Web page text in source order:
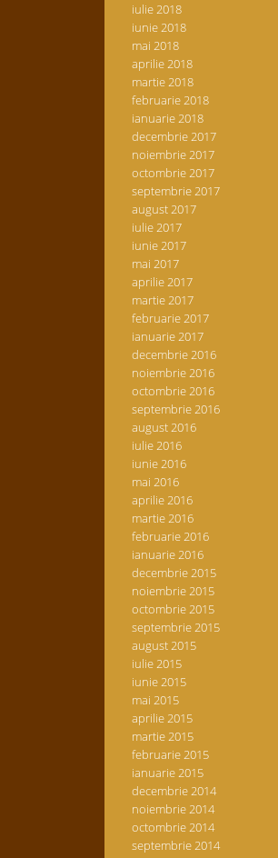
iulie 2018
iunie 2018
mai 2018
aprilie 2018
martie 2018
februarie 2018
ianuarie 2018
decembrie 2017
noiembrie 2017
octombrie 2017
septembrie 2017
august 2017
iulie 2017
iunie 2017
mai 2017
aprilie 2017
martie 2017
februarie 2017
ianuarie 2017
decembrie 2016
noiembrie 2016
octombrie 2016
septembrie 2016
august 2016
iulie 2016
iunie 2016
mai 2016
aprilie 2016
martie 2016
februarie 2016
ianuarie 2016
decembrie 2015
noiembrie 2015
octombrie 2015
septembrie 2015
august 2015
iulie 2015
iunie 2015
mai 2015
aprilie 2015
martie 2015
februarie 2015
ianuarie 2015
decembrie 2014
noiembrie 2014
octombrie 2014
septembrie 2014